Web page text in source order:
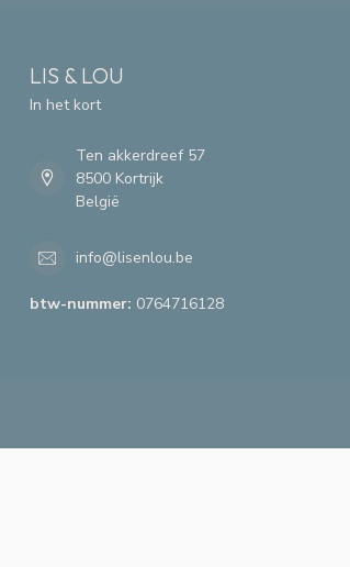
LIS & LOU
In het kort
Ten akkerdreef 57
8500 Kortrijk
België
info@lisenlou.be
btw-nummer: 0764716128